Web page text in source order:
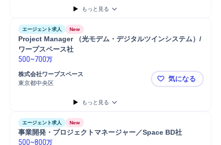
もっと見る
エージェント求人 New
Project Manager （光モデム・デジタルツインシステム）/
ワープスペース社
500~700万
株式会社ワープスペース
東京都中央区
Project
気になる
もっと見る
エージェント求人 New
事業開発・プロジェクトマネージャー／Space BD社
500~800万